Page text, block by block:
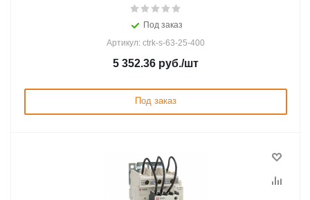
Под заказ
Артикул: ctrk-s-63-25-400
5 352.36 руб./шт
Под заказ